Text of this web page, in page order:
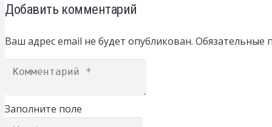
Добавить комментарий
Ваш адрес email не будет опубликован. Обязательные
Заполните поле